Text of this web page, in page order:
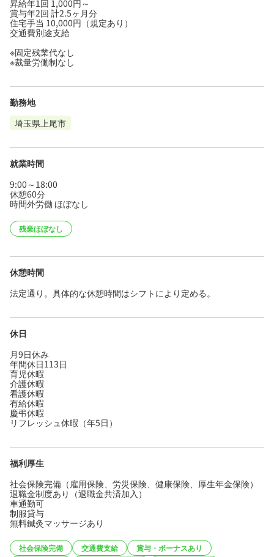
昇給年1回 1,000円～
賞与年2回 計2.5ヶ月分
住宅手当 10,000円（規定あり）
交通費別途支給
※固定残業代なし
※裁量労働制なし
勤務地
埼玉県上尾市
就業時間
9:00～18:00
休憩60分
時間外労働 ほぼなし
残業ほぼなし
休憩時間
法定通り。具体的な休憩時間はシフトにより定める。
休日
月9日休み
年間休日113日
育児休暇
介護休暇
看護休暇
有給休暇
慶弔休暇
リフレッシュ休暇（年5日）
福利厚生
社会保険完備（雇用保険、労災保険、健康保険、厚生年金保険）
退職金制度あり（退職金共済加入）
車通勤可
制服貸与
無料鍼灸マッサージあり
社会保険完備 交通費支給 賞与・ボーナスあり